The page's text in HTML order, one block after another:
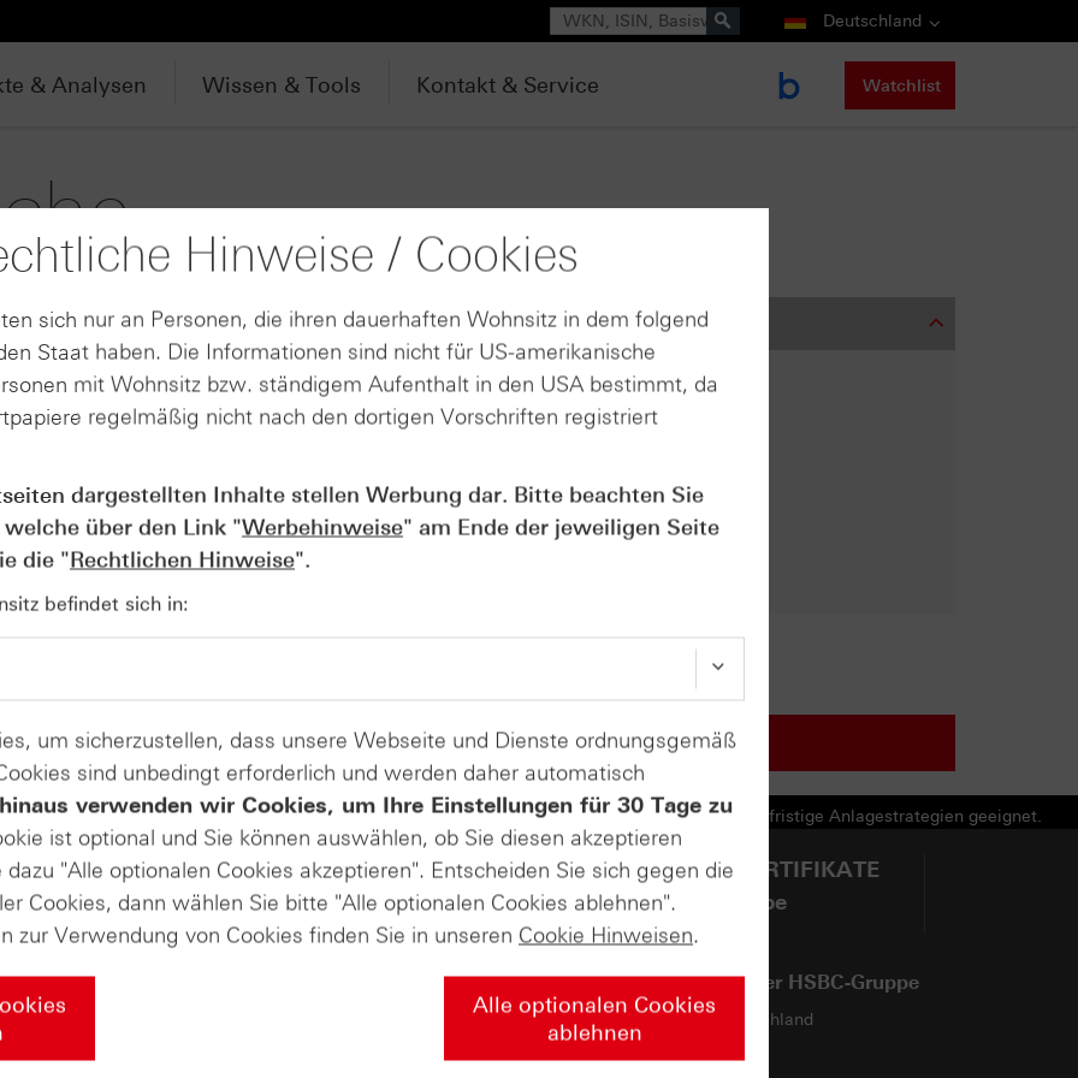
Suche Deutschland
& Analysen Wissen & Tools Kontakt & Service Watchlist
Produktarten für "Dr. Ing. h.c. F. Porsche AG"
Aktien- / Indexanleihen (22)
Capped Bonus-Zertifikate (2)
Mini Future Zertifikate (24)
Open End-Turbo-Optionsscheine (86)
zur Produktliste
mit Turbo-Zertifikaten. Turbo-Zertifikate sind hoch risikoreiche Produkte und nicht für langfristige Anlagestrategien geeignet.
Kontakt zu uns
@hsbc_de auf
Instagram
@HSBCZERTIFIKATE
auf YouTube
& Downloads Märkte & Analysen Webseiten der HSBC-Gruppe
HSBC in Deutschland
Hinweise / Cookies
sich nur an Personen, die ihren dauerhaften Wohnsitz in dem folgend
Staat haben. Die Informationen sind nicht für US-amerikanische
mit Wohnsitz bzw. ständigem Aufenthalt in den USA bestimmt, da
regelmäßig nicht nach den dortigen Vorschriften registriert
dargestellten Inhalte stellen Werbung dar. Bitte beachten Sie
über den Link "Werbehinweise" am Ende der jeweiligen Seite
die "Rechtlichen Hinweise".
befindet sich in:
um sicherzustellen, dass unsere Webseite und Dienste ordnungsgemäß
sind unbedingt erforderlich und werden daher automatisch
verwenden wir Cookies, um Ihre Einstellungen für 30 Tage zu
ist optional und Sie können auswählen, ob Sie diesen akzeptieren
"Alle optionalen Cookies akzeptieren". Entscheiden Sie sich gegen die
Cookies, dann wählen Sie bitte "Alle optionalen Cookies ablehnen".
zur Verwendung von Cookies finden Sie in unseren Cookie Hinweisen.
Alle optionalen Cookies
ablehnen